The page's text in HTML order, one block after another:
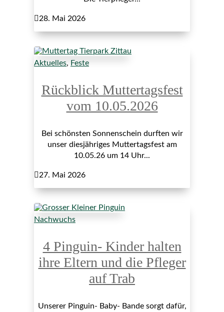
28. Mai 2026
Aktuelles, Feste
Rückblick Muttertagsfest
vom 10.05.2026
Bei schönsten Sonnenschein durften wir
unser diesjähriges Muttertagsfest am
10.05.26 um 14 Uhr...
27. Mai 2026
Nachwuchs
4 Pinguin- Kinder halten
ihre Eltern und die Pfleger
auf Trab
Unserer Pinguin- Baby- Bande sorgt dafür,